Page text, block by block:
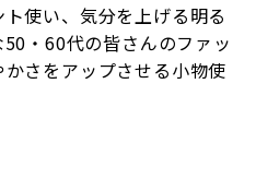
使い、気分を上げる明る
・60代の皆さんのファッ
さをアップさせる小物使